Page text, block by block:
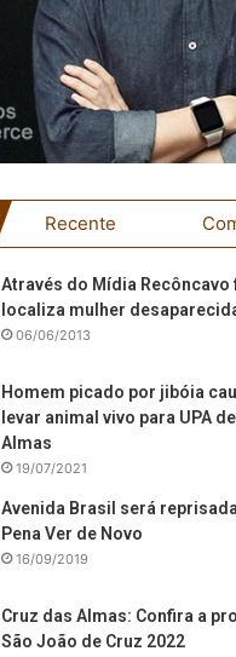
Recente
Através do Mídia Recôncavo
localiza mulher
06/06/2013
Homem picado por jibóia
levar animal vivo para UPA
Almas
19/07/2021
Avenida Brasil será
Pena Ver de Novo
16/09/2019
Cruz das Almas: Confira a
São João de Cruz 2022